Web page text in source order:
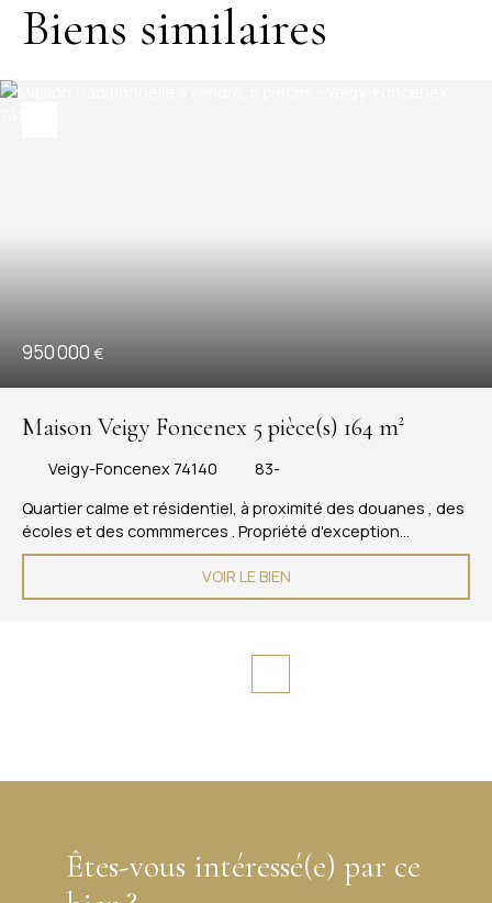
Biens similaires
950 000 €
Maison Veigy Foncenex 5 pièce(s) 164 m²
Veigy-Foncenex 74140
83-
Quartier calme et résidentiel, à proximité des douanes , des
écoles et des commmerces . Propriété d'exception
entièrement rénovée , surface 164m2 sur 2 niveaux Sous
sol complet de 100m2 avec salon cinéma . Rez de chaussée,
cuisine équipée avec plan dînatoire , buanderie / cellier
, toilette séparé et salle de douches . Une chambre d'enfant
réversible . Prix justifié , coup de coeur garanti !
VOIR LE BIEN
Êtes-vous intéressé(e) par ce